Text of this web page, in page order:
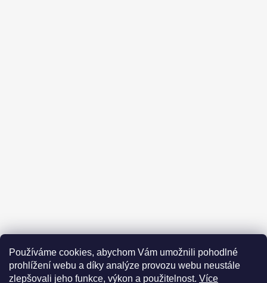
Používáme cookies, abychom Vám umožnili pohodlné
prohlížení webu a díky analýze provozu webu neustále
zlepšovali jeho funkce, výkon a použitelnost. Více
Kontakt
Obchodní podmínky
Podmínky ochrany osobních údajů
Prohlášení odpovědnosti
Moje objednávka